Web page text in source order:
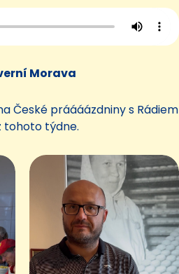
Morava
České práááázdniny s Rádiem
tohoto týdne.